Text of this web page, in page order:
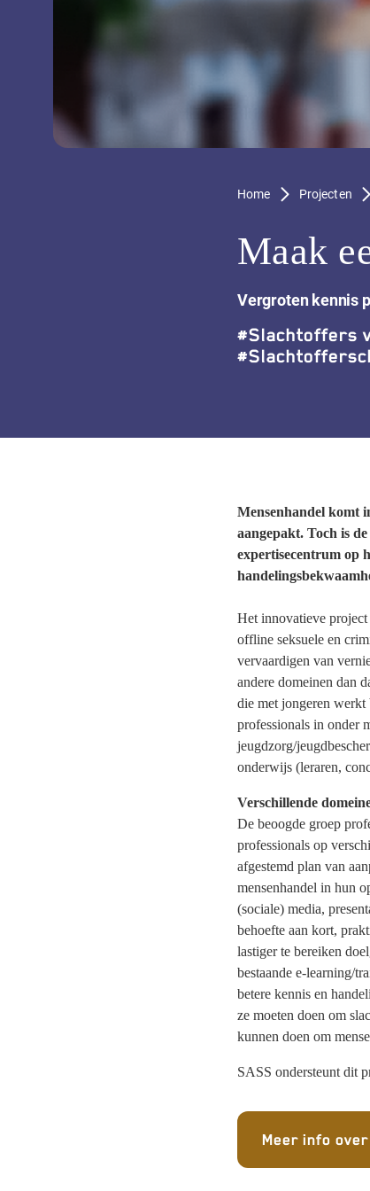
Home Projecten
Maak
Vergroten kennis
#Slachtoffers
#
Mensenhandel komt
aangepakt. Toch is
expertisecentrum op
Het innovatieve
offline seksuele en
vervaardigen van
andere domeinen dan
die met jongeren werkt
professionals in onder
jeugdzorg/
onderwijs (leraren,
Verschillende
De beoogde groep
professionals op
afgestemd plan van
mensenhandel in hun
(sociale) media,
behoefte aan kort,
lastiger te bereiken
bestaande e-learning/
betere kennis en
ze moeten doen om
kunnen doen om
SASS ondersteunt dit
Meer info